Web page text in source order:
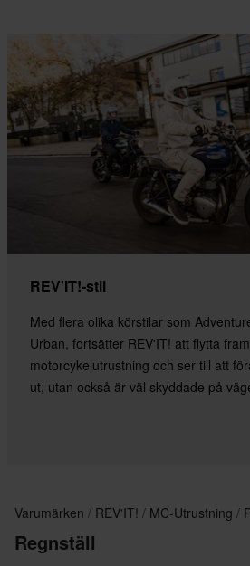
REV'IT!-stil
Med flera olika körstilar som
Urban, fortsätter REV'IT! att flytta
motorcykelutrustning och ser till att
ut, utan också är väl skyddade på
Varumärken REV'IT! MC-Utrustning
Regnställ